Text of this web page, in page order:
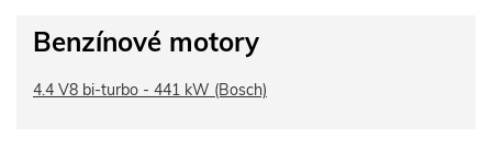
Benzínové motory
4.4 V8 bi-turbo - 441 kW (Bosch)